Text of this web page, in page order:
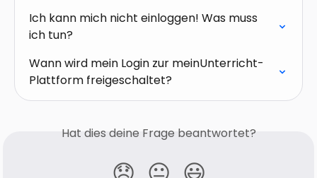
Ich kann mich nicht einloggen! Was muss
ich tun?
Wann wird mein Login zur meinUnterricht-
Plattform freigeschaltet?
Hat dies deine Frage beantwortet?